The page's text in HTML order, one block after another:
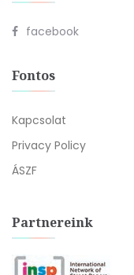
facebook
Fontos
Kapcsolat
Privacy Policy
ÁSZF
Partnereink